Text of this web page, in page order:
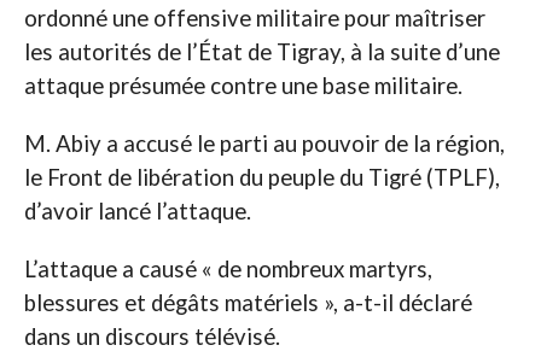
ordonné une offensive militaire pour maîtriser
les autorités de l’État de Tigray, à la suite d’une
attaque présumée contre une base militaire.
M. Abiy a accusé le parti au pouvoir de la région,
le Front de libération du peuple du Tigré (TPLF),
d’avoir lancé l’attaque.
L’attaque a causé « de nombreux martyrs,
blessures et dégâts matériels », a-t-il déclaré
dans un discours télévisé.